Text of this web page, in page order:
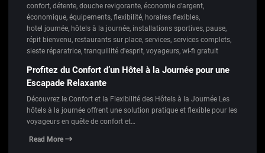
confort, détente, douche revigorante, économie d'argent,
économique, équipements, flexibilité, horaires flexibles,
hotel journée, hôtels à la journée, installations sportives, pause,
répit bienvenu, restaurants sur place, services, services complets,
sieste réparatrice, tranquillité d'esprit, voyageurs, wi-fi gratuit
Profitez du Confort d’un Hôtel à la Journée pour une
Escapade Relaxante
Découvrez le Confort et la Flexibilité des Hôtels à la Journée Les
hôtels à la journée offrent une solution pratique et flexible pour les
voyageurs en quête de confort et…
Read More